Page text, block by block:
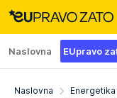
Naslovna EUpravo
Naslovna